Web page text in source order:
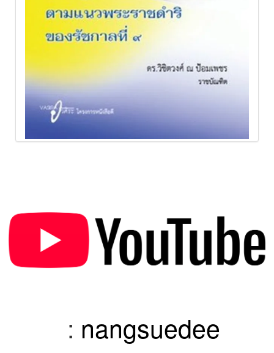
: nangsuedee